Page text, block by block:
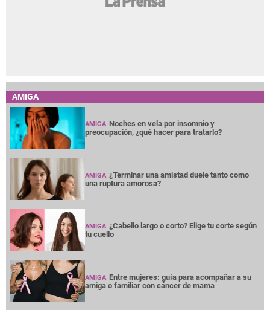
AMIGA
AMIGA Noches en vela por insomnio y
preocupación, ¿qué hacer para tratarlo?
AMIGA ¿Terminar una amistad duele tanto como
una ruptura amorosa?
AMIGA ¿Cabello largo o corto? Elige tu corte según
tu cuello
AMIGA Entre mujeres: guía para acompañar a su
amiga o familiar con cáncer de mama